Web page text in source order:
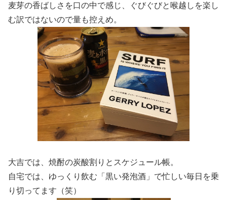
麦芽の香ばしさを口の中で感じ、ぐびぐびと喉越しを楽し
む訳ではないので量も控えめ。
大吉では、焼酎の炭酸割りとスケジュール帳。
自宅では、ゆっくり飲む「黒い発泡酒」で忙しい毎日を乗
り切ってます（笑）